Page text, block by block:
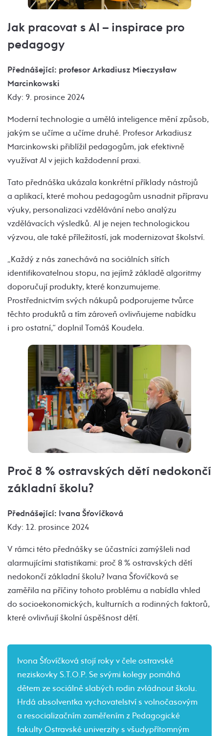
Jak pracovat s AI – inspirace pro
pedagogy
Přednášející: profesor Arkadiusz Mieczysław
Marcinkowski
Kdy: 9. prosince 2024
Moderní technologie a umělá inteligence mění způsob,
jakým se učíme a učíme druhé. Profesor Arkadiusz
Marcinkowski přiblížil pedagogům, jak efektivně
využívat AI v jejich každodenní praxi.
Tato přednáška ukázala konkrétní příklady nástrojů
a aplikací, které mohou pedagogům usnadnit přípravu
výuky, personalizaci vzdělávání nebo analýzu
vzdělávacích výsledků. AI je nejen technologickou
výzvou, ale také příležitostí, jak modernizovat školství.
„Každý z nás zanechává na sociálních sítích
identifikovatelnou stopu, na jejímž základě algoritmy
doporučují produkty, které konzumujeme.
Prostřednictvím svých nákupů podporujeme tvůrce
těchto produktů a tím zároveň ovlivňujeme nabídku
i pro ostatní,“ doplnil Tomáš Koudela.
Proč 8 % ostravských dětí nedokončí
základní školu?
Přednášející: Ivana Šťovíčková
Kdy: 12. prosince 2024
V rámci této přednášky se účastníci zamýšleli nad
alarmujícími statistikami: proč 8 % ostravských dětí
nedokončí základní školu? Ivana Šťovíčková se
zaměřila na příčiny tohoto problému a nabídla vhled
do socioekonomických, kulturních a rodinných faktorů,
které ovlivňují školní úspěšnost dětí.
Ivona Šťovíčková stojí roky v čele ostravské
neziskovky S.T.O.P. Se svými kolegy pomáhá
dětem ze sociálně slabých rodin zvládnout školu.
Hrdá absolventka vychovatelství s volnočasovým
a resocializačním zaměřením z Pedagogické
fakulty Ostravské univerzity s všudypřítomným